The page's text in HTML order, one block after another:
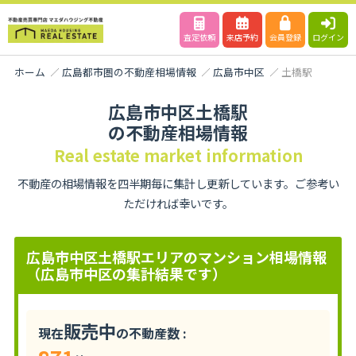
査定依頼 来店予約 会員登録 ログイン
ホーム 広島都市圏の不動産相場情報 広島市中区 土橋駅
広島市中区土橋駅
の不動産相場情報
Real estate market information
不動産の相場情報を四半期毎に集計し更新しています。ご参考い
ただければ幸いです。
広島市中区土橋駅エリアのマンション相場情報
（広島市中区の集計結果です）
現在販売中の不動産数 :